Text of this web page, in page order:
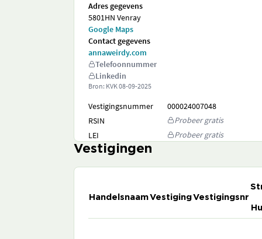
Adres gegevens
5801HN Venray
Google Maps
Contact gegevens
annaweirdy.com
Telefoonnummer
Linkedin
Bron: KVK08-09-2025
Vestigingsnummer
000024007048
RSIN
Probeer gratis
LEI
Probeer gratis
Vestigingen
HandelsnaamVestigingVestigingsnr